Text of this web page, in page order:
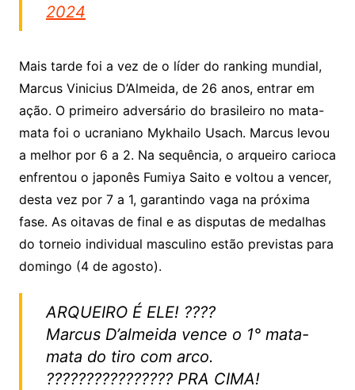
2024
Mais tarde foi a vez de o líder do ranking mundial,
Marcus Vinicius D’Almeida, de 26 anos, entrar em
ação. O primeiro adversário do brasileiro no mata-
mata foi o ucraniano Mykhailo Usach. Marcus levou
a melhor por 6 a 2. Na sequência, o arqueiro carioca
enfrentou o japonês Fumiya Saito e voltou a vencer,
desta vez por 7 a 1, garantindo vaga na próxima
fase. As oitavas de final e as disputas de medalhas
do torneio individual masculino estão previstas para
domingo (4 de agosto).
ARQUEIRO É ELE! ????
Marcus D’almeida vence o 1° mata-
mata do tiro com arco.
???????????????? PRA CIMA!